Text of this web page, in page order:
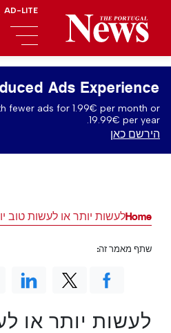
AD-LITE
Ads Experience
fewer ads for 1.99€ per month or
19.99€ per year.
הירשם כאן
Homeלעשות יותר או לעשות טוב
לעשות יותר או
שתף מאמר זה: